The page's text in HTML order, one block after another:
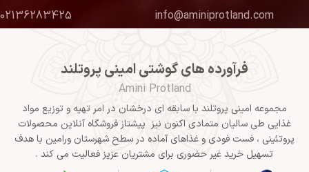
info@aminiprotland.com
02136283425
فرآورده های گوشتی امینی پروتلند
Amini Protland
مجموعه امینی پروتلند با سابقه ای درخشان در امر تهیه و توزیع مواد
غذایی طی سالیان متمادی اکنون نیز پیشتاز فروشگاه آنلاین محصولات
پروتئینی ، فست فودی و غذاهای آماده در سطح شهرستان ورامین با هدف
تسهیل خرید غیر حضوری برای مشتریان عزیز فعالیت می کند .